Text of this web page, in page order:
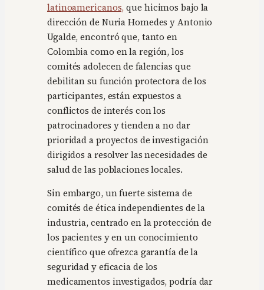
latinoamericanos, que hicimos bajo la
dirección de Nuria Homedes y Antonio
Ugalde, encontró que, tanto en
Colombia como en la región, los
comités adolecen de falencias que
debilitan su función protectora de los
participantes, están expuestos a
conflictos de interés con los
patrocinadores y tienden a no dar
prioridad a proyectos de investigación
dirigidos a resolver las necesidades de
salud de las poblaciones locales.
Sin embargo, un fuerte sistema de
comités de ética independientes de la
industria, centrado en la protección de
los pacientes y en un conocimiento
científico que ofrezca garantía de la
seguridad y eficacia de los
medicamentos investigados, podría dar